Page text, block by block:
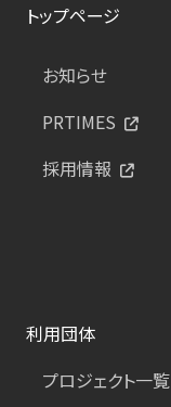
トップページ
お知らせ
PRTIMES
採用情報
利用団体
プロジェクト一覧